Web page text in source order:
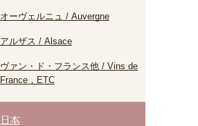
オーヴェルニュ / Auvergne
アルザス / Alsace
ヴァン・ド・フランス他 / Vins de
France，ETC
日本